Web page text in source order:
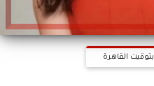
بتوقيت القاهرة